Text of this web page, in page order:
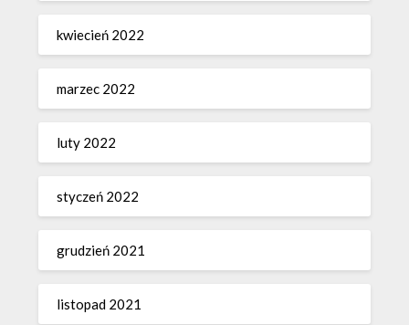
kwiecień 2022
marzec 2022
luty 2022
styczeń 2022
grudzień 2021
listopad 2021